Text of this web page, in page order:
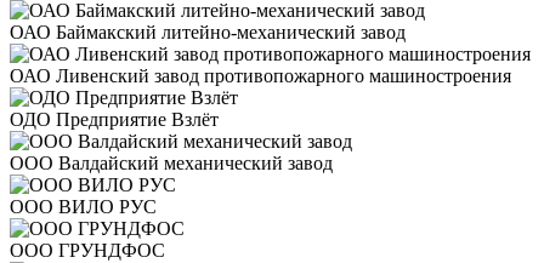
ОАО Баймакский литейно-механический завод
ОАО Ливенский завод противопожарного машиностроения
ОДО Предприятие Взлёт
ООО Валдайский механический завод
ООО ВИЛО РУС
ООО ГРУНДФОС